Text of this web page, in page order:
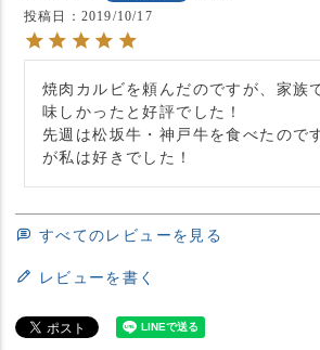
投稿日
2019/10/17
焼肉カルビを頼んだのですが、家族
味しかったと好評でした！
先週は松坂牛・神戸牛を食べたので
すべてのレビューを見る
レビューを書く